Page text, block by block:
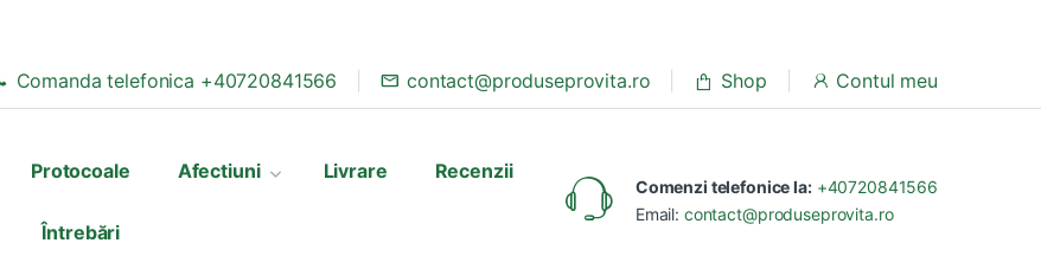
Comanda telefonica +40720841566 contact@produseprovita.ro Shop Contul meu
Protocoale Afectiuni Livrare Recenzii
Întrebări
Comenzi telefonice la: +40720841566
Email: contact@produseprovita.ro